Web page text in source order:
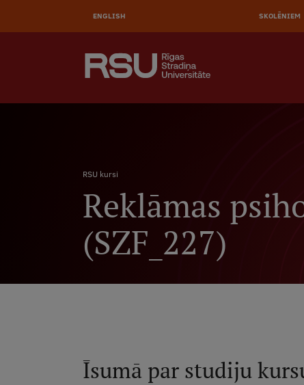
ENGLISH SKOLĒNIEM
Atpakaļceļš
RSU kursi
Reklāmas
(SZF_227)
Īsumā par studiju